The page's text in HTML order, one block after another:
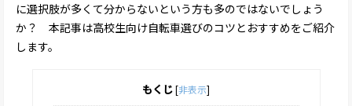
に選択肢が多くて分からないという方も多のではないでしょう
か？ 本記事は高校生向け自転車選びのコツとおすすめをご紹介
します。
もくじ[非表示]